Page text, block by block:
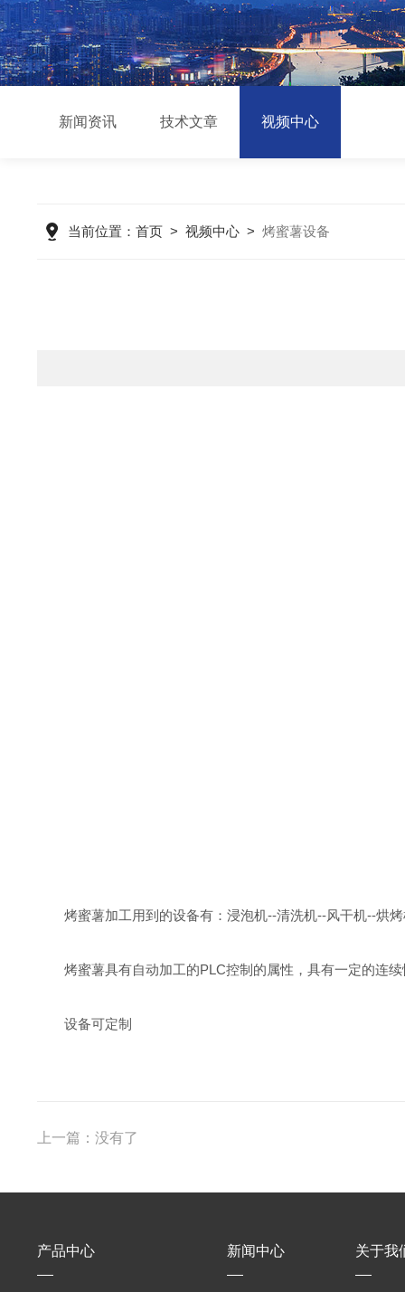
新闻资讯 技术文章 视频中心
当前位置： 首页> 视频中心> 烤蜜薯设备
烤蜜薯加工用到的设备有：浸泡机--清洗机--风干机--烘
烤蜜薯具有自动加工的PLC控制的属性，具有一定的连
设备可定制
上一篇：没有了
产品中心 新闻中心 关于我